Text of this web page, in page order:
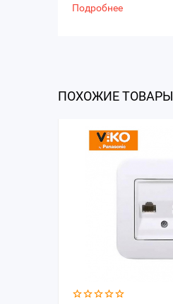
Подробнее
ПОХОЖИЕ ТОВАРЫ